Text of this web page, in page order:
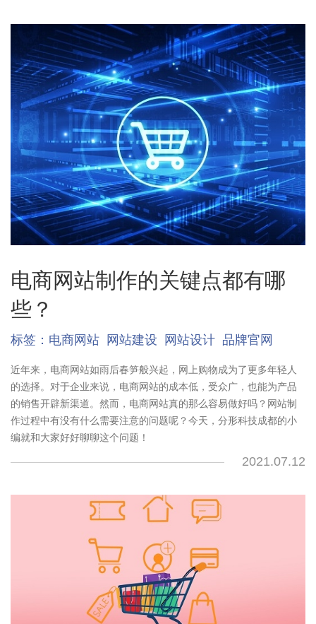
电商网站制作的关键点都有哪
些？
标签： 电商网站 网站建设 网站设计 品牌官网
近年来，电商网站如雨后春笋般兴起，网上购物成为了更多年轻人
的选择。对于企业来说，电商网站的成本低，受众广，也能为产品
的销售开辟新渠道。然而，电商网站真的那么容易做好吗？网站制
作过程中有没有什么需要注意的问题呢？今天，分形科技成都的小
编就和大家好好聊聊这个问题！
2021.07.12